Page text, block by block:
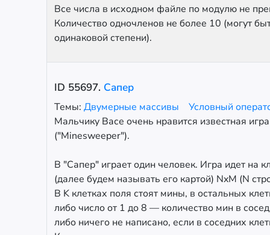
Все числа в исходном файле по модулю не
Количество одночленов не более 10 (могут
одинаковой степени).
ID 55697. Сапер
Темы: Двумерные массивы
Условный
Мальчику Васе очень нравится известная
("Minesweeper").
В "Сапер" играет один человек. Игра идет на
(далее будем называть его картой) NxM (N
В K клетках поля стоят мины, в остальных
либо число от 1 до 8 — количество мин в
либо ничего не написано, если в соседних